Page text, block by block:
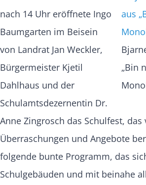
„Bin
nach 14 Uhr eröffnete Ingo
Baumgarten im Beisein
von Landrat Jan Weckler,
Bürgermeister Kjetil
Dahlhaus und der
Schulamtsdezernentin Dr.
Anne Zingrosch das Schulfest, das
Überraschungen und Angebote
folgende bunte Programm, das
Schulgebäuden und mit beinahe